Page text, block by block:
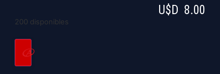
U$D 8.00
200 disponibles